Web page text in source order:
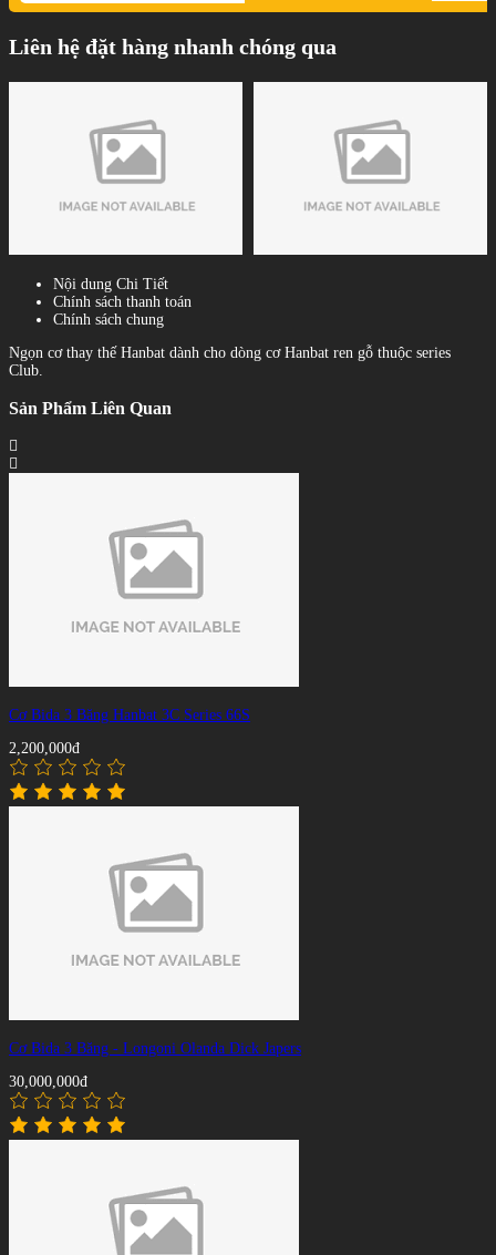
Liên hệ đặt hàng nhanh chóng qua
Nội dung Chi Tiết
Chính sách thanh toán
Chính sách chung
Ngọn cơ thay thế Hanbat dành cho dòng cơ Hanbat ren gỗ thuộc series
Club.
Sản Phẩm Liên Quan
Cơ Bida 3 Băng Hanbat 3C Series 66S
2,200,000đ
Cơ Bida 3 Băng - Longoni Olanda Dick Japers
30,000,000đ